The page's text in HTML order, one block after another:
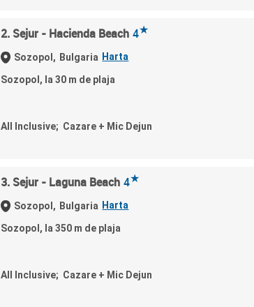
2. Sejur - Hacienda Beach 4★
Sozopol, Bulgaria Harta
Sozopol, la 30 m de plaja
All Inclusive; Cazare + Mic Dejun
3. Sejur - Laguna Beach 4★
Sozopol, Bulgaria Harta
Sozopol, la 350 m de plaja
All Inclusive; Cazare + Mic Dejun